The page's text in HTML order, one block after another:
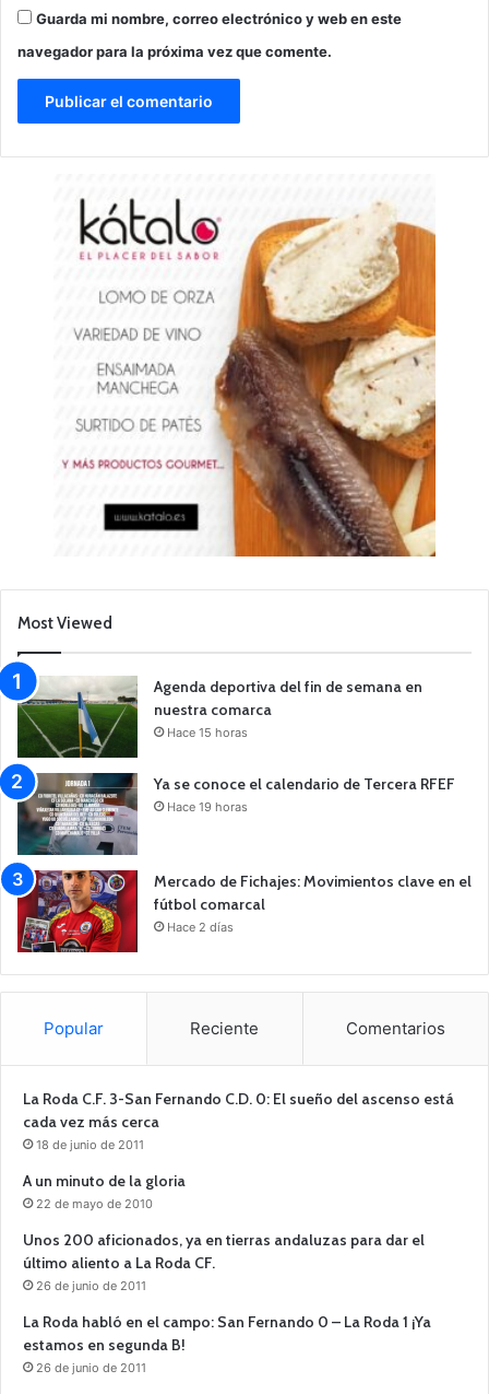
Guarda mi nombre, correo electrónico y web en este
navegador para la próxima vez que comente.
Most Viewed
Agenda deportiva del fin de semana en
nuestra comarca
Hace 15 horas
Ya se conoce el calendario de Tercera RFEF
Hace 19 horas
Mercado de Fichajes: Movimientos clave en el
fútbol comarcal
Hace 2 días
Popular Reciente Comentarios
La Roda C.F. 3-San Fernando C.D. 0: El sueño del ascenso está
cada vez más cerca
18 de junio de 2011
A un minuto de la gloria
22 de mayo de 2010
Unos 200 aficionados, ya en tierras andaluzas para dar el
último aliento a La Roda CF.
26 de junio de 2011
La Roda habló en el campo: San Fernando 0 – La Roda 1 ¡Ya
estamos en segunda B!
26 de junio de 2011